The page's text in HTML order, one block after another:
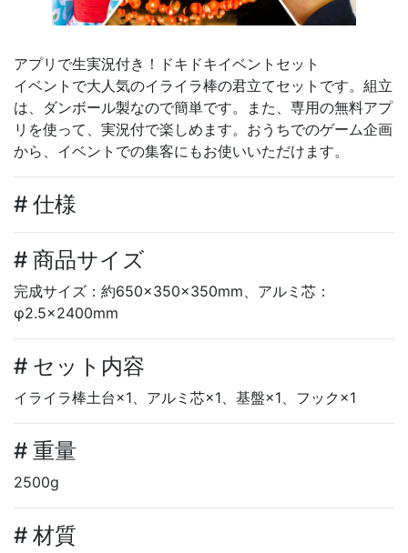
アプリで生実況付き！ドキドキイベントセット
イベントで大人気のイライラ棒の君立てセットです。組立
は、ダンボール製なので簡単です。また、専用の無料アプ
リを使って、実況付で楽しめます。おうちでのゲーム企画
から、イベントでの集客にもお使いいただけます。
# 仕様
# 商品サイズ
完成サイズ：約650×350×350mm、アルミ芯：
φ2.5×2400mm
# セット内容
イライラ棒土台×1、アルミ芯×1、基盤×1、フック×1
# 重量
2500g
# 材質